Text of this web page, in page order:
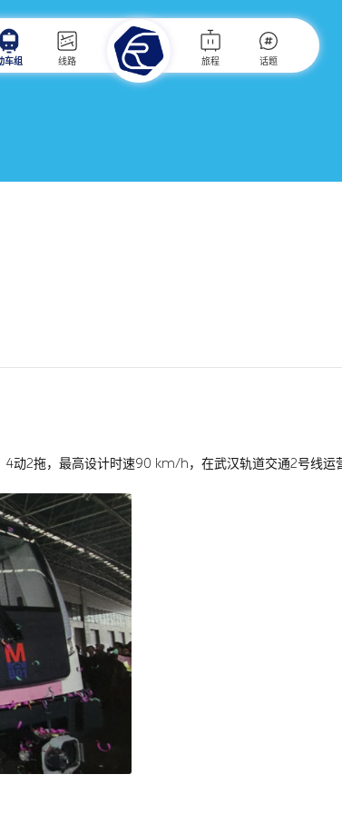
车组 线路 旅程 话题
动2拖，最高设计时速90 km/h，在武汉轨道交通2号线运